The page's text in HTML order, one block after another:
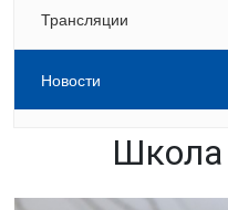
Трансляции
Новости
Школа